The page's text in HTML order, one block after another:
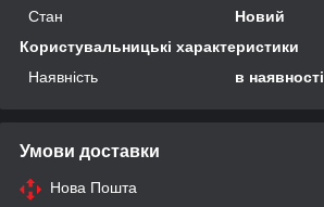
Стан
Новий
Користувальницькі характеристики
Наявність
в наявності
Умови доставки
Нова Пошта